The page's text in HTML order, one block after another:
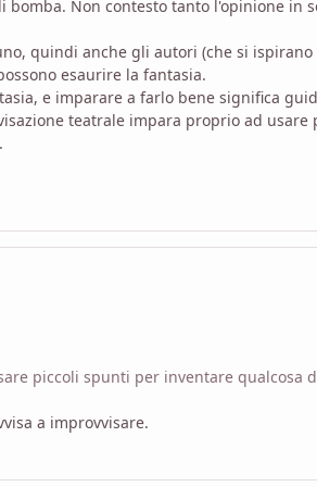
bomba. Non contesto tanto l'opinione in
quindi anche gli autori (che si
esaurire la fantasia.
e imparare a farlo bene significa
teatrale impara proprio ad
piccoli spunti per inventare qualcosa
a improvvisare.